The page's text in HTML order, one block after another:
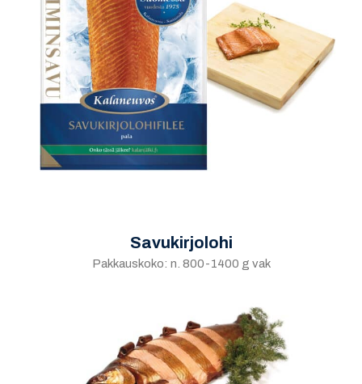
Savukirjolohi
Pakkauskoko: n. 800-1400 g vak